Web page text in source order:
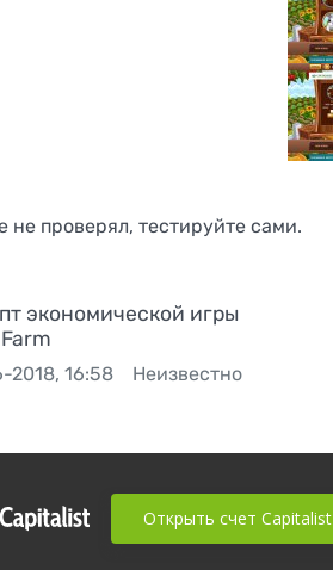
не проверял, тестируйте сами.
экономической игры
2018, 16:58 Неизвестно
Открыть счет Capitalist
InstAccountsManager
— полный комбайн
Скрипт системы